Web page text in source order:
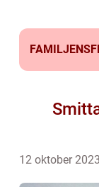
12 oktober 2023